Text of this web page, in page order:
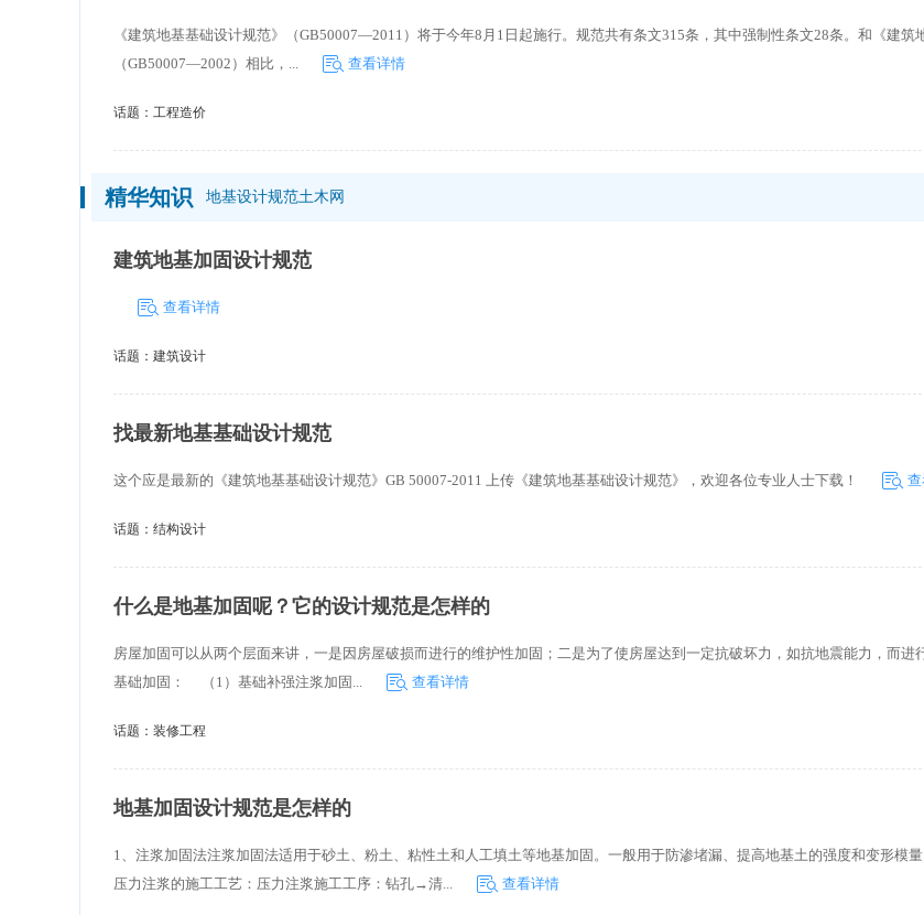
《建筑地基基础设计规范》（GB50007—2011）将于今年8月1日起施行。规范共有条文315条，其中强制性条文28条。和《建筑
（GB50007—2002）相比，...
查看详情
话题： 工程造价
精华知识 地基设计规范土木网
建筑地基加固设计规范
查看详情
话题： 建筑设计
找最新地基基础设计规范
这个应是最新的《建筑地基基础设计规范》GB 50007-2011 上传《建筑地基基础设计规范》，欢迎各位专业人士下载！
话题： 结构设计
什么是地基加固呢？它的设计规范是怎样的
房屋加固可以从两个层面来讲，一是因房屋破损而进行的维护性加固；二是为了使房屋达到一定抗破坏力，如抗地震能力，而
基础加固： （1）基础补强注浆加固...
查看详情
话题： 装修工程
地基加固设计规范是怎样的
1、注浆加固法注浆加固法适用于砂土、粉土、粘性土和人工填土等地基加固。一般用于防渗堵漏、提高地基土的强度和变形模量
压力注浆的施工工艺：压力注浆施工工序：钻孔→清...
查看详情